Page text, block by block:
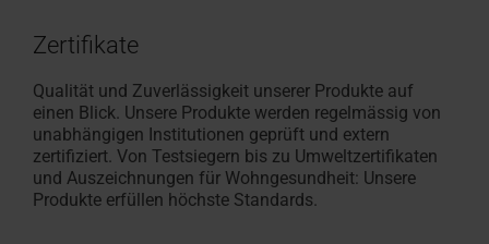
Zertifikate
Qualität und Zuverlässigkeit unserer Produkte auf
einen Blick. Unsere Produkte werden regelmässig von
unabhängigen Institutionen geprüft und extern
zertifiziert. Von Testsiegern bis zu Umweltzertifikaten
und Auszeichnungen für Wohngesundheit: Unsere
Produkte erfüllen höchste Standards.